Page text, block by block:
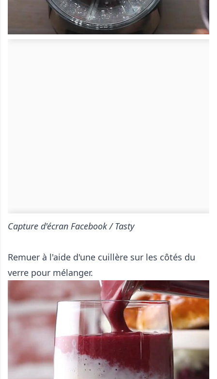
Capture d'écran Facebook / Tasty
Remuer à l'aide d'une cuillère sur les côtés du
verre pour mélanger.